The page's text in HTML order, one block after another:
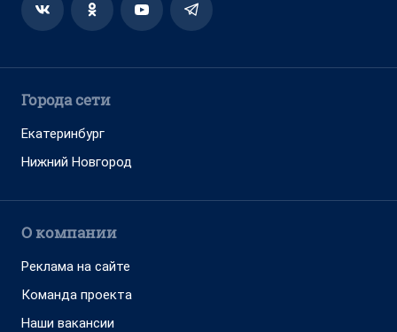
Города сети
Екатеринбург
Нижний Новгород
О компании
Реклама на сайте
Команда проекта
Наши вакансии